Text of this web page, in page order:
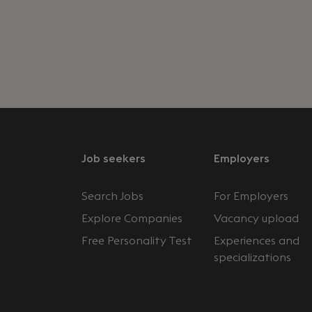
Job seekers
Search Jobs
Explore Companies
Free Personality Test
Employers
For Employers
Vacancy upload
Experiences and
specializations